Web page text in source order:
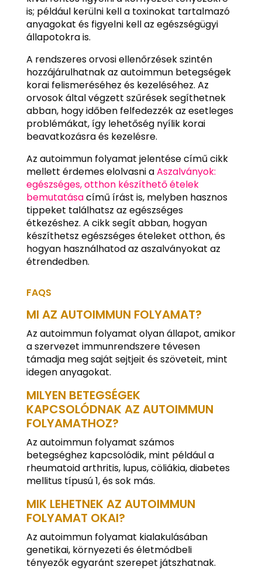
is; például kerülni kell a toxinokat tartalmazó
anyagokat és figyelni kell az egészségügyi
állapotokra is.
A rendszeres orvosi ellenőrzések szintén
hozzájárulhatnak az autoimmun betegségek
korai felismeréséhez és kezeléséhez. Az
orvosok által végzett szűrések segíthetnek
abban, hogy időben felfedezzék az esetleges
problémákat, így lehetőség nyílik korai
beavatkozásra és kezelésre.
Az autoimmun folyamat jelentése című cikk
mellett érdemes elolvasni aAszalványok:
egészséges, otthon készíthető ételek
bemutatásacímű írást is, melyben hasznos
tippeket találhatsz az egészséges
étkezéshez. A cikk segít abban, hogyan
készíthetsz egészséges ételeket otthon, és
hogyan használhatod az aszalványokat az
étrendedben.
FAQS
MI AZ AUTOIMMUN FOLYAMAT?
Az autoimmun folyamat olyan állapot, amikor
a szervezet immunrendszere tévesen
támadja meg saját sejtjeit és szöveteit, mint
idegen anyagokat.
MILYEN BETEGSÉGEK
KAPCSOLÓDNAK AZ AUTOIMMUN
FOLYAMATHOZ?
Az autoimmun folyamat számos
betegséghez kapcsolódik, mint például a
rheumatoid arthritis, lupus, cöliákia, diabetes
mellitus típusú 1, és sok más.
MIK LEHETNEK AZ AUTOIMMUN
FOLYAMAT OKAI?
Az autoimmun folyamat kialakulásában
genetikai, környezeti és életmódbeli
tényezők egyaránt szerepet játszhatnak.